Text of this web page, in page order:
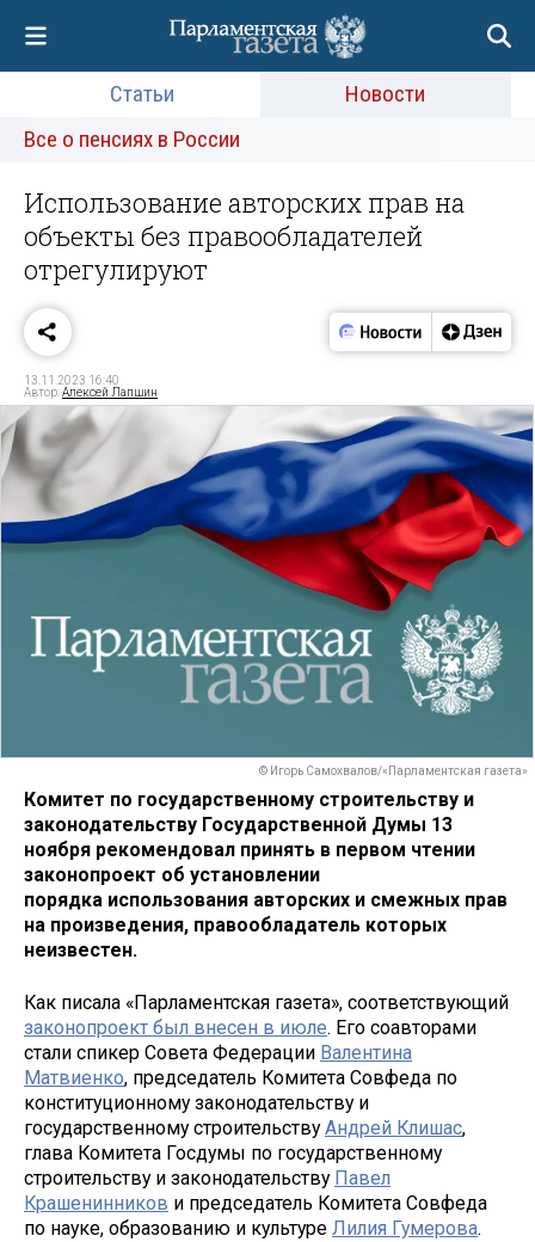
Статьи
Новости
Все о пенсиях в России
Использование авторских прав на
объекты без правообладателей
отрегулируют
13.11.2023 16:40
Автор:Алексей Лапшин
© Игорь Самохвалов/«Парламентская газета»
Комитет по государственному строительству и
законодательству Государственной Думы 13
ноября рекомендовал принять в первом чтении
законопроект об установлении
порядка использования авторских и смежных прав
на произведения, правообладатель которых
неизвестен.
Как писала «Парламентская газета», соответствующий
законопроект был внесен в июле. Его соавторами
стали спикер Совета Федерации Валентина
Матвиенко, председатель Комитета Совфеда по
конституционному законодательству и
государственному строительствуАндрей Клишас,
глава Комитета Госдумы по государственному
строительству и законодательству Павел
Крашенинников и председатель Комитета Совфеда
по науке, образованию и культуре Лилия Гумерова.